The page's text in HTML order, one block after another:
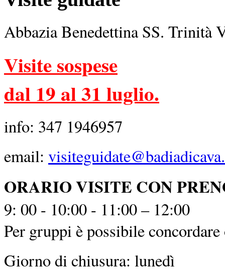
Abbazia Benedettina SS. Trinità
Visite sospese
dal 19 al 31 luglio.
info: 347 1946957
email:
ORARIO VISITE CON
9: 00 - 10:00 - 11:00 – 12:00
Per gruppi è possibile
Giorno di chiusura: lunedì